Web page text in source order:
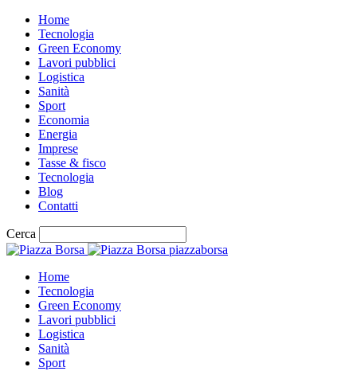
Home
Tecnologia
Green Economy
Lavori pubblici
Logistica
Sanità
Sport
Economia
Energia
Imprese
Tasse & fisco
Tecnologia
Blog
Contatti
Cerca
piazzaborsa
Home
Tecnologia
Green Economy
Lavori pubblici
Logistica
Sanità
Sport